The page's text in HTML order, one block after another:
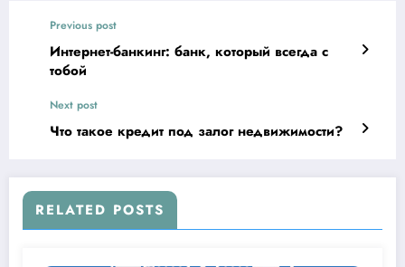
Previous post
Интернет-банкинг: банк, который всегда с
тобой
Next post
Что такое кредит под залог недвижимости?
RELATED POSTS